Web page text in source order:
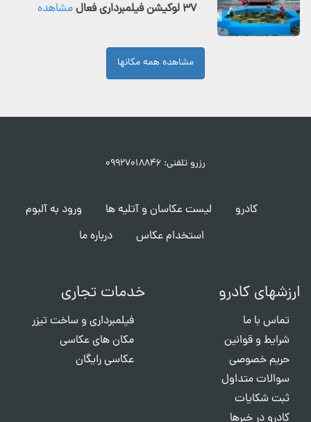
۳۷ لوکیشن فیلمبرداری فعال مشاهده
مشاهده همه مکانها
رزرو تلفنی: ۰۹۹۲۷۰۱۸۸۴۶
کادرو لیست عکاسان و آتلیه ها
ورود به آلبوم
استخدام عکاس
درباره ما
ارزشهای کادرو
تماس با ما
شرایط و قوانین
حریم خصوصی
سوالات متداول
ثبت شکایات
کادرو در خبرها
خدمات تجاری
فیلمبرداری و ساخت تیزر
مکان های عکاسی
عکاسی رایگان